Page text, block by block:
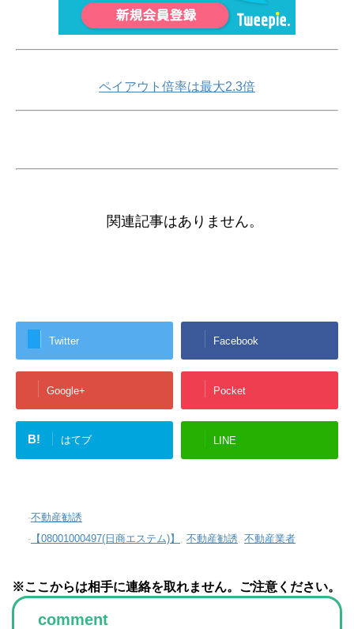
ペイアウト倍率は最大2.3倍
関連記事はありません。
Twitter Facebook
Google+ Pocket
B! はてブ LINE
-不動産勧誘
- 【08001000497(日商エステム)】 不動産勧誘 不動産業者
※ここからは相手に連絡を取れません。ご注意ください。
comment